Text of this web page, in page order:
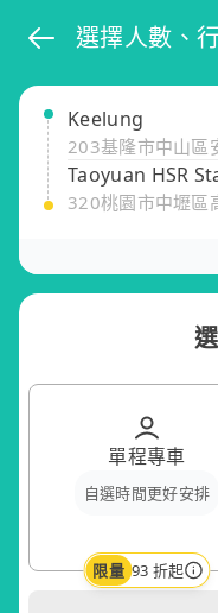
選擇人數、
Keelung
203基隆市中山區
Taoyuan HSR
320桃園市中壢區
限量 93 折起
單程專車
自選時間更好安排